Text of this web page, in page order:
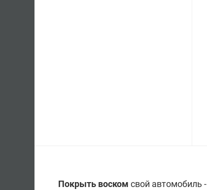
Покрыть воском свой автомобиль